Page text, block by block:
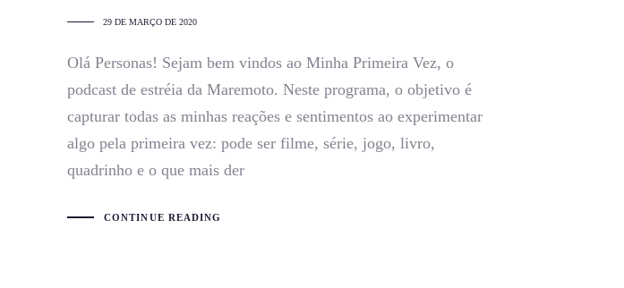
29 DE MARÇO DE 2020
Olá Personas! Sejam bem vindos ao Minha Primeira Vez, o
podcast de estréia da Maremoto. Neste programa, o objetivo é
capturar todas as minhas reações e sentimentos ao experimentar
algo pela primeira vez: pode ser filme, série, jogo, livro,
quadrinho e o que mais der
CONTINUE READING